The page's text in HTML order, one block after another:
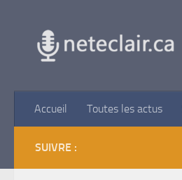
Accueil Toutes les actus
SUIVRE :